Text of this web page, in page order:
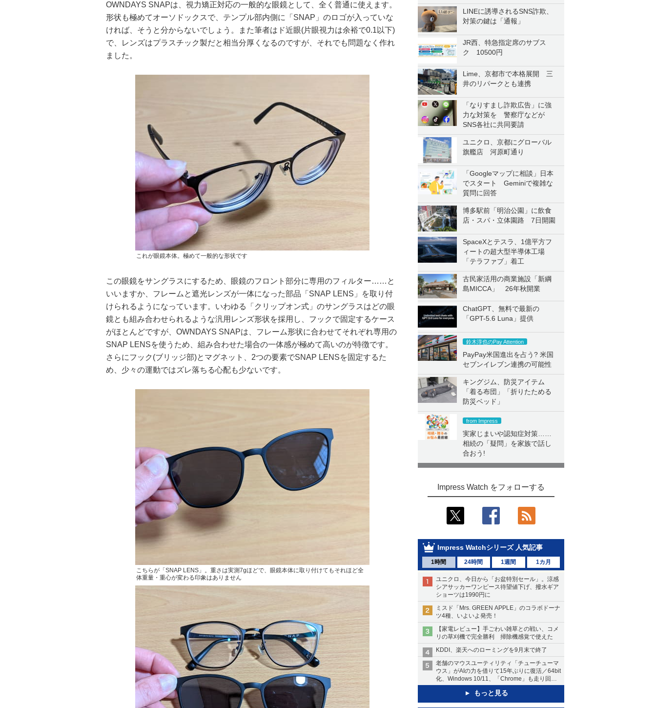
LINEに誘導されるSNS詐欺、
対策の鍵は「通報」
JR西、特急指定席のサブス
ク 10500円
Lime、京都市で本格展開 三
井のリパークとも連携
「なりすまし詐欺広告」に強
力な対策を 警察庁などが
SNS各社に共同要請
ユニクロ、京都にグローバル
旗艦店 河原町通り
「Googleマップに相談」日本
でスタート Geminiで複雑な
質問に回答
博多駅前「明治公園」に飲食
店・スパ・立体園路 7日開園
SpaceXとテスラ、1億平方フ
ィートの超大型半導体工場
「テラファブ」着工
古民家活用の商業施設「新綱
島MICCA」 26年秋開業
ChatGPT、無料で最新の
「GPT-5.6 Luna」提供
鈴木淳也のPay Attention
PayPay米国進出を占う? 米国
セブンイレブン連携の可能性
キングジム、防災アイテム
「着る布団」「折りたためる
防災ベッド」
from Impress
実家じまいや認知症対策……
相続の「疑問」を家族で話し
合おう!
Impress Watch をフォローする
Impress Watchシリーズ 人気記事
1時間 24時間 1週間 1カ月
ユニクロ、今日から「お盆特別セール」。涼感
シアサッカーワンピース待望値下げ、撥水ギア
ショーツは1990円に
ミスド「Mrs. GREEN APPLE」のコラボドーナ
ツ4種、いよいよ発売！
【家電レビュー】手ごわい雑草との戦い、コメ
リの草刈機で完全勝利 掃除機感覚で使えた
KDDI、楽天へのローミングを9月末で終了
老舗のマウスユーティリティ「チューチューマ
ウス」がAIの力を借りて15年ぶりに復活／64bit
化、Windows 10/11、「Chrome」も走り回
る。復活記念で2026年末まで500円
もっと見る
OWNDAYS SNAPは、視力矯正対応の一般的な眼鏡として、全く普通に使えます。
形状も極めてオーソドックスで、テンプル部内側に「SNAP」のロゴが入っていな
ければ、そうと分からないでしょう。また筆者はド近眼(片眼視力は余裕で0.1以下)
で、レンズはプラスチック製だと相当分厚くなるのですが、それでも問題なく作れ
ました。
これが眼鏡本体。極めて一般的な形状です
この眼鏡をサングラスにするため、眼鏡のフロント部分に専用のフィルター……と
いいますか、フレームと遮光レンズが一体になった部品「SNAP LENS」を取り付
けられるようになっています。いわゆる「クリップオン式」のサングラスはどの眼
鏡とも組み合わせられるような汎用レンズ形状を採用し、フックで固定するケース
がほとんどですが、OWNDAYS SNAPは、フレーム形状に合わせてそれぞれ専用の
SNAP LENSを使うため、組み合わせた場合の一体感が極めて高いのが特徴です。
さらにフック(ブリッジ部)とマグネット、2つの要素でSNAP LENSを固定するた
め、少々の運動ではズレ落ちる心配も少ないです。
こちらが「SNAP LENS」。重さは実測7gほどで、眼鏡本体に取り付けてもそれほど全
体重量・重心が変わる印象はありません